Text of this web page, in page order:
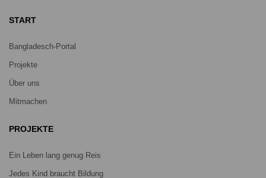
START
Bangladesch-Portal
Projekte
Über uns
Mitmachen
PROJEKTE
Ein Leben lang genug Reis
Jedes Kind braucht Bildung